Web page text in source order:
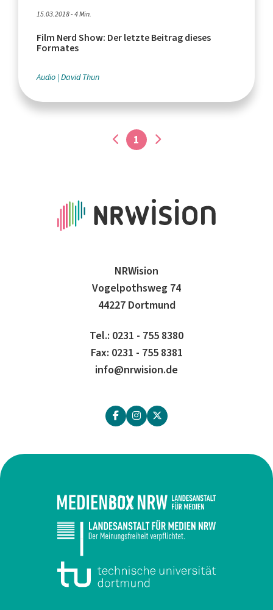
15.03.2018 - 4 Min.
Film Nerd Show: Der letzte Beitrag dieses
Formates
Audio David Thun
1
NRWision
Vogelpothsweg 74
44227 Dortmund
Tel.: 0231 - 755 8380
Fax: 0231 - 755 8381
info@nrwision.de